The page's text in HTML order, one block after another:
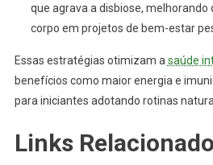
que agrava a disbiose, melhorando
corpo em projetos de bem-estar
Essas estratégias otimizam a saúde
benefícios como maior energia e
para iniciantes adotando rotinas
Links